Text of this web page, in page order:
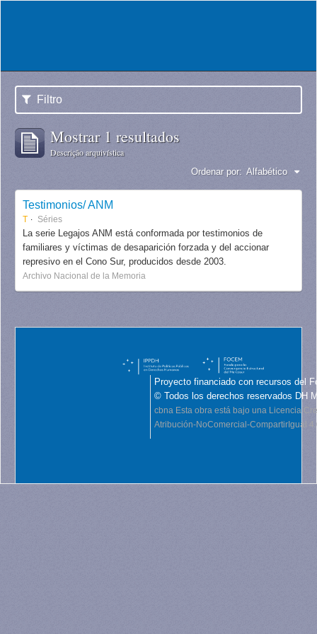
Filtro
Mostrar 1 resultados
Descrição arquivística
Ordenar por: Alfabético
Testimonios/ ANM
T Séries
La serie Legajos ANM está conformada por testimonios de
familiares y víctimas de desaparición forzada y del accionar
represivo en el Cono Sur, producidos desde 2003.
Archivo Nacional de la Memoria
Proyecto financiado con recursos del
© Todos los derechos reservados DH
cbna Esta obra está bajo una Licencia
Atribución-NoComercial-CompartirIgual